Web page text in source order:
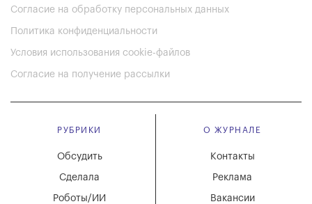
Согласие на обработку персональных данных
Политика конфиденциальности
Условия использования cookie-файлов
Согласие на получение рассылки
РУБРИКИ
Обсудить
Сделала
Роботы/ИИ
О ЖУРНАЛЕ
Вакансии
Реклама
Контакты